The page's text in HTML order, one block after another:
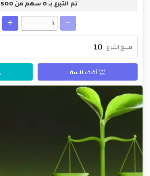
تم التبرع بـ0 سهم من 500
مبلغ التبرع
أضف للسة